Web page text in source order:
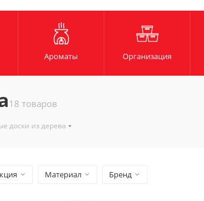
Ароматы Организация
18 товаров
доски из дерева
Материал Бренд